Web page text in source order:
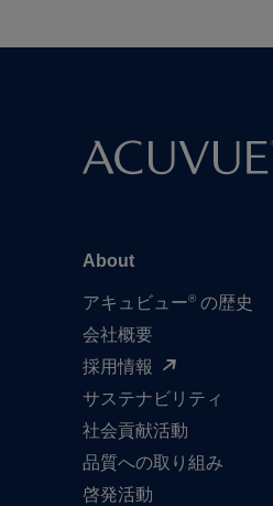
About
アキュビュー® の歴史
会社概要
採用情報
サステナビリティ
社会貢献活動
品質への​取り組み
啓発活動